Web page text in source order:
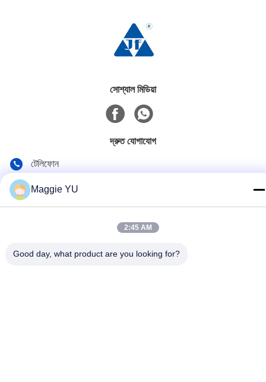
সোশ্যাল মিডিয়া
দ্রুত যোগাযোগ
টেলিফোন
ই-মেইল
4 এফএল, বি 3 শনি বেইলিং, 98 নং স্টার রোড, নিউ উত্তর অঞ্চল, চংকিং, চীন
Maggie YU
2:45 AM
Good day, what product are you looking for?